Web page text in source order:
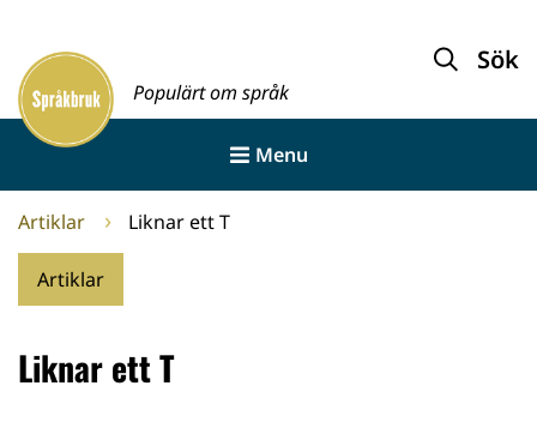
innehållet
Framsida
Populärt om språk
Sök
Menu
Artiklar Liknar ett T
Artiklar
Liknar ett T